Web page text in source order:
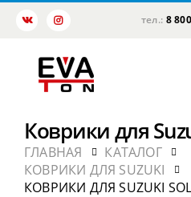
тел.: 8
Коврики для
ГЛАВНАЯ
КАТАЛОГ
КОВРИКИ ДЛЯ SUZUKI
КОВРИКИ ДЛЯ SUZUKI